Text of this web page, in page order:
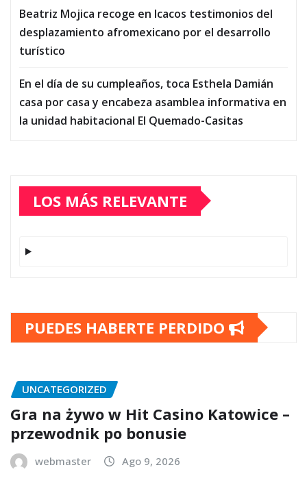
Beatriz Mojica recoge en Icacos testimonios del
desplazamiento afromexicano por el desarrollo
turístico
En el día de su cumpleaños, toca Esthela Damián
casa por casa y encabeza asamblea informativa en
la unidad habitacional El Quemado-Casitas
LOS MÁS RELEVANTE
PUEDES HABERTE PERDIDO
UNCATEGORIZED
Gra na żywo w Hit Casino Katowice –
przewodnik po bonusie
webmaster Ago 9, 2026